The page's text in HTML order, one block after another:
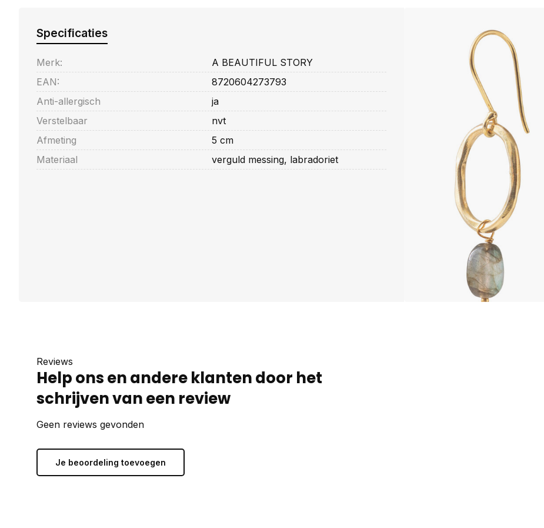
Specificaties
Merk:
A BEAUTIFUL STORY
EAN:
8720604273793
Anti-allergisch
ja
Verstelbaar
nvt
Afmeting
5 cm
Materiaal
verguld messing, labradoriet
Reviews
Help ons en andere klanten door het
schrijven van een review
Geen reviews gevonden
Je beoordeling toevoegen